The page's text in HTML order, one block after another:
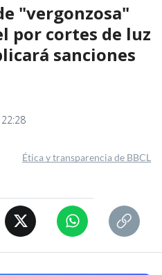
"vergonzosa"
por cortes de luz
sanciones
Ética y transparencia de BBCL